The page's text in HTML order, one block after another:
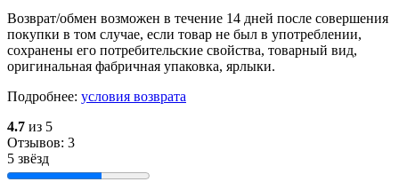
Возврат/обмен возможен в течение 14 дней после совершения
покупки в том случае, если товар не был в употреблении,
сохранены его потребительские свойства, товарный вид,
оригинальная фабричная упаковка, ярлыки.
Подробнее: условия возврата
4.7 из 5
Отзывов: 3
5 звёзд